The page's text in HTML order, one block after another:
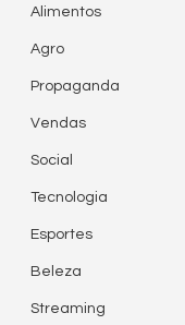
Alimentos
Agro
Propaganda
Vendas
Social
Tecnologia
Esportes
Beleza
Streaming